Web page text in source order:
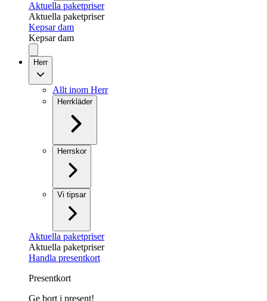
Aktuella paketpriser
Aktuella paketpriser
Kepsar dam
Kepsar dam
Herr
Allt inom Herr
Herrkläder
Herrskor
Vi tipsar
Aktuella paketpriser
Aktuella paketpriser
Handla presentkort
Presentkort
Ge bort i present!